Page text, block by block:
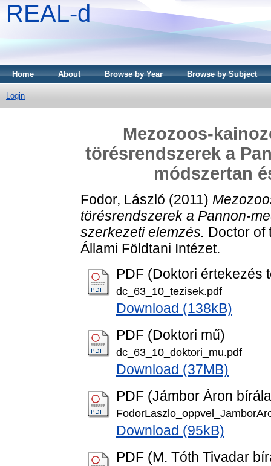
REAL-d
Home About Browse by Year Browse by Subject
Login
Mezozoos-
törésrendszerek a
módszertan
Fodor, László (2011)
törésrendszerek a Pannon-
szerkezeti elemzés. Doctor of
Állami Földtani Intézet.
PDF (Doktori értekezés
dc_63_10_tezisek.pdf
Download (138kB)
PDF (Doktori mű)
dc_63_10_doktori_mu.pdf
Download (37MB)
PDF (Jámbor Áron
Download (95kB)
PDF (M. Tóth Tivadar